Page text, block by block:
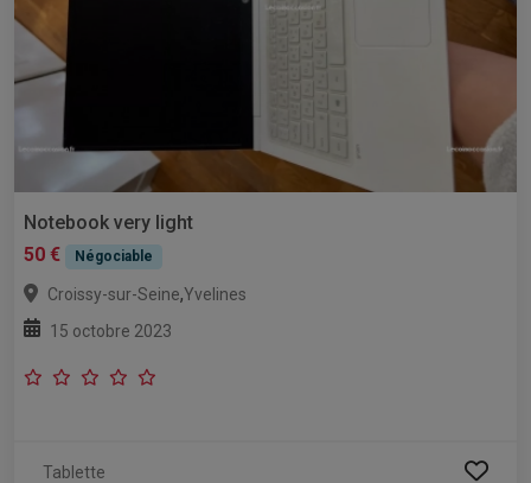
Notebook very light
50 €
Négociable
Croissy-sur-Seine,Yvelines
15 octobre 2023
Tablette